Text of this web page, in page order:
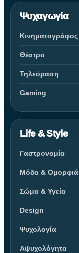
Ψυχαγωγία
Κινηματογράφος
Θέατρο
Τηλεόραση
Gaming
Life & Style
Γαστρονομία
Μόδα & Ομορφιά
Σώμα & Υγεία
Design
Ψυχολογία
Αψυχολόγητα